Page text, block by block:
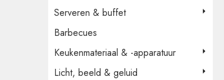
Serveren & buffet
Barbecues
Keukenmateriaal & -apparatuur
Licht, beeld & geluid